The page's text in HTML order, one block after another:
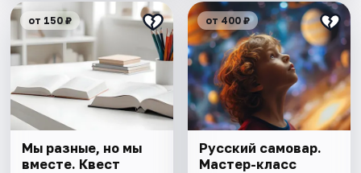
от 150 ₽
Мы разные, но мы
вместе. Квест
от 400 ₽
Русский самовар.
Мастер-класс